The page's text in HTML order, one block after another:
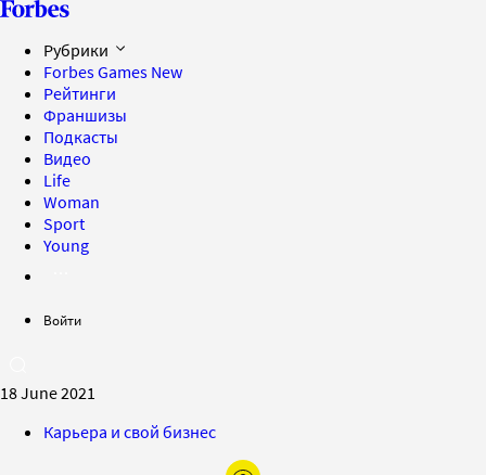
Рубрики
Forbes Games New
Рейтинги
Франшизы
Подкасты
Видео
Life
Woman
Sport
Young
Войти
18 June 2021
Карьера и свой бизнес